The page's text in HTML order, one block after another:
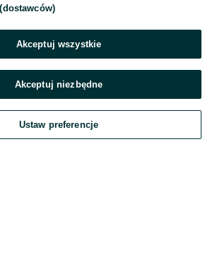
Zaloguj się
jednego z dostawców wskazanych powyżej,
OLX.pl w jego aktualnym brzmieniu.
Akceptuj wszystkie
Akceptuj niezbędne
Ustaw preferencje